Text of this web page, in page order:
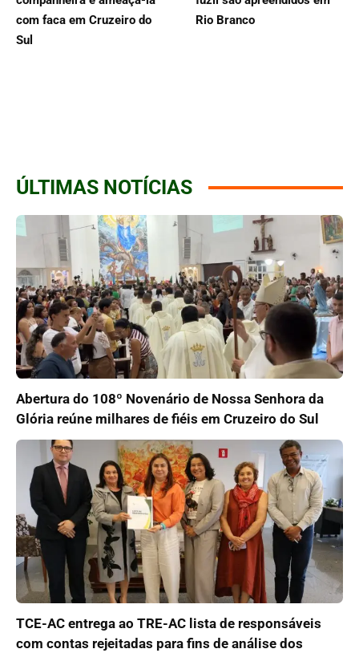
com faca em Cruzeiro do
Sul
Rio Branco
ÚLTIMAS NOTÍCIAS
Abertura do 108º Novenário de Nossa Senhora da
Glória reúne milhares de fiéis em Cruzeiro do Sul
TCE-AC entrega ao TRE-AC lista de responsáveis
com contas rejeitadas para fins de análise dos